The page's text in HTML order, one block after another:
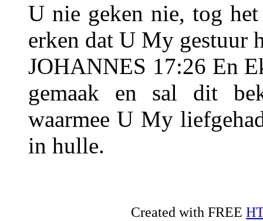
U nie geken nie, tog
erken dat U My gestuur
JOHANNES 17:26 En
gemaak en sal dit
waarmee U My
in hulle.
Created with FREE